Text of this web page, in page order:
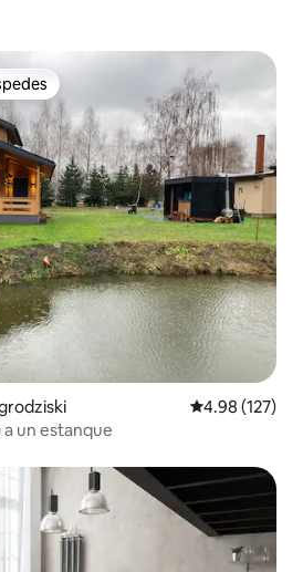
entre huéspedes
Calificación
4.98 (127)
un estanque